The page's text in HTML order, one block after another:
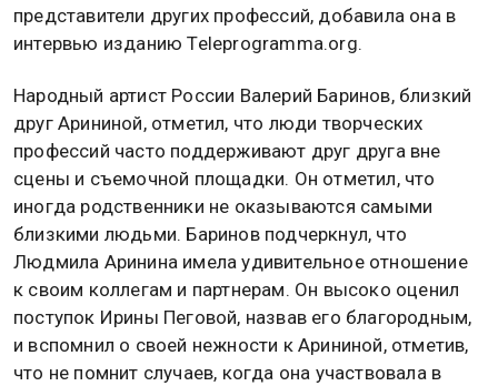
представители других профессий, добавила она в
интервью изданию Teleprogramma.org.
Народный артист России Валерий Баринов, близкий
друг Арининой, отметил, что люди творческих
профессий часто поддерживают друг друга вне
сцены и съемочной площадки. Он отметил, что
иногда родственники не оказываются самыми
близкими людьми. Баринов подчеркнул, что
Людмила Аринина имела удивительное отношение
к своим коллегам и партнерам. Он высоко оценил
поступок Ирины Пеговой, назвав его благородным,
и вспомнил о своей нежности к Арининой, отметив,
что не помнит случаев, когда она участвовала в